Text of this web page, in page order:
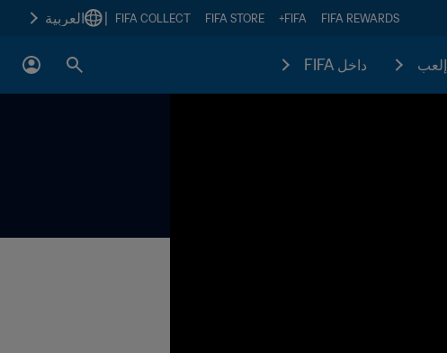
FIFA REWARDS
FIFA+
FIFA STORE
FIFA COLLECT العربية
إلعب داخل FIFA